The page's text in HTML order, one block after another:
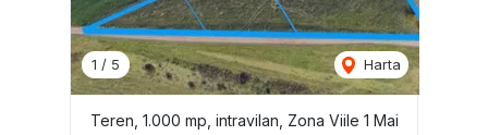
1 / 5 Harta
Teren, 1.000 mp, intravilan, Zona Viile 1 Mai